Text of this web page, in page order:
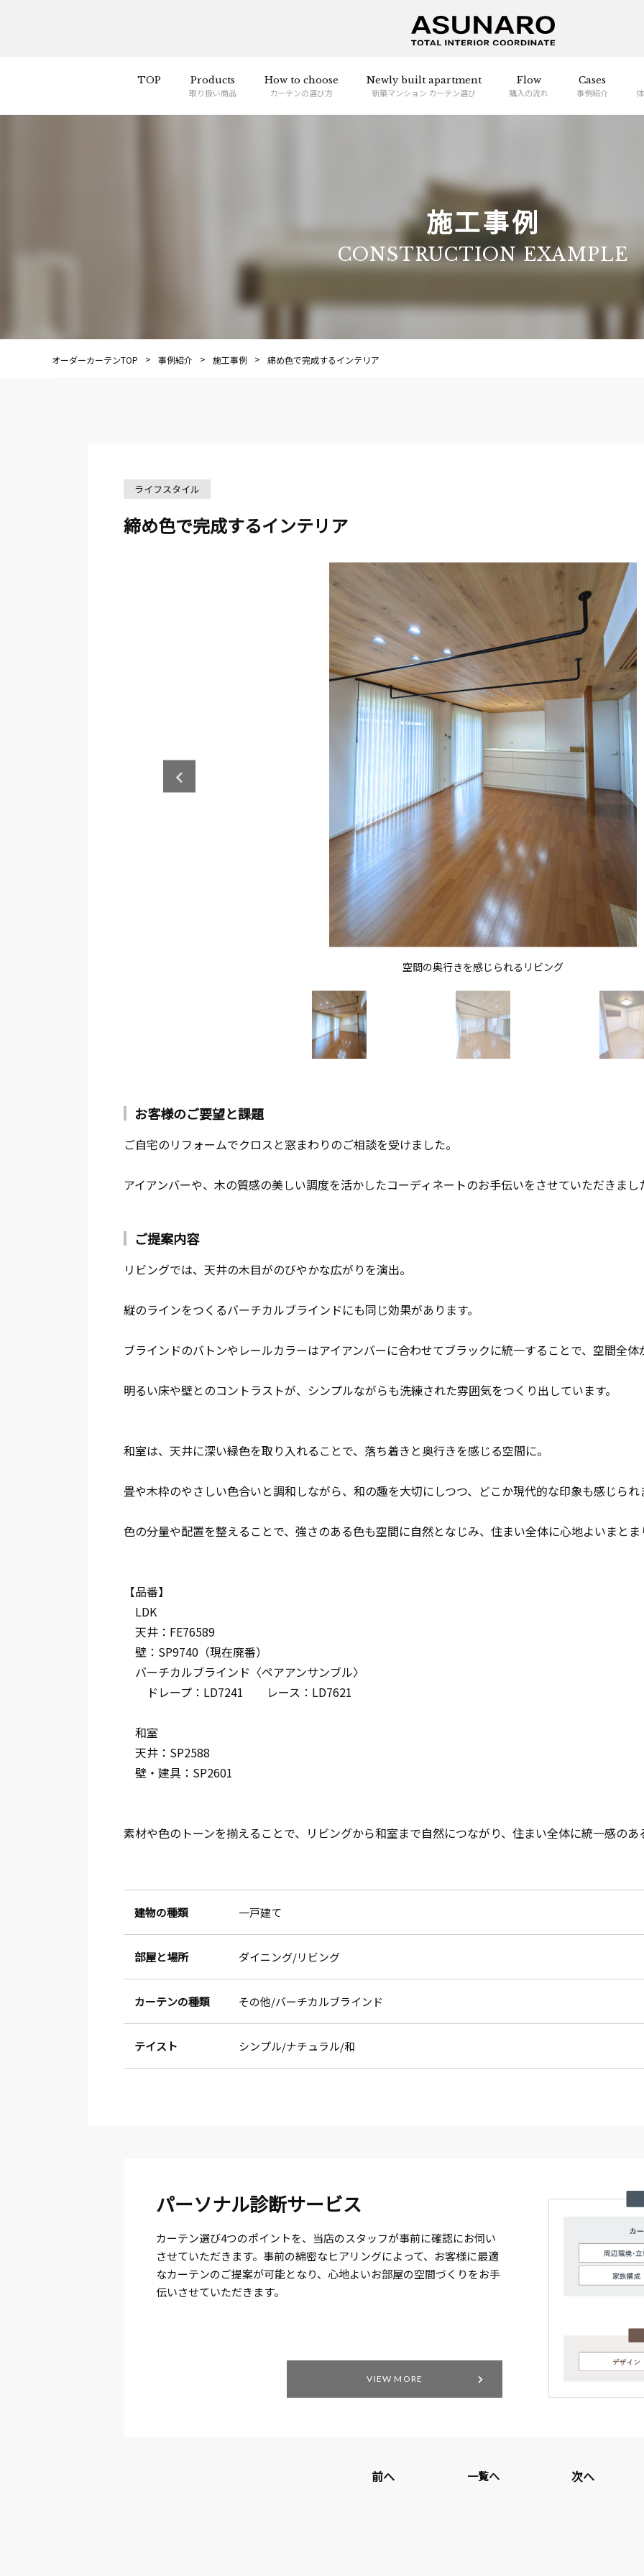
TOP Products
取り扱い商品
How to choose
カーテンの選び方
Newly built apartment
新築マンション カーテン選び
Flow
購入の流れ
Cases
事例紹介
施工事例
CONSTRUCTION EXAMPLE
オーダーカーテンTOP 事例紹介 施工事例 締め色で完成するインテリア
ライフスタイル
締め色で完成するインテリア
空間の奥行きを感じられるリビング
お客様のご要望と課題
ご自宅のリフォームでクロスと窓まわりのご相談を受けました。
アイアンバーや、木の質感の美しい調度を活かしたコーディネートのお手伝いをさせていただきまし
ご提案内容
リビングでは、天井の木目がのびやかな広がりを演出。
縦のラインをつくるバーチカルブラインドにも同じ効果があります。
ブラインドのバトンやレールカラーはアイアンバーに合わせてブラックに統一することで、空間全
明るい床や壁とのコントラストが、シンプルながらも洗練された雰囲気をつくり出しています。
和室は、天井に深い緑色を取り入れることで、落ち着きと奥行きを感じる空間に。
畳や木枠のやさしい色合いと調和しながら、和の趣を大切にしつつ、どこか現代的な印象も感じられ
色の分量や配置を整えることで、強さのある色も空間に自然となじみ、住まい全体に心地よいまと
【品番】
LDK
天井：FE76589
壁：SP9740（現在廃番）
バーチカルブラインド〈ペアアンサンブル〉
ドレープ：LD7241 レース：LD7621
和室
天井：SP2588
壁・建具：SP2601
素材や色のトーンを揃えることで、リビングから和室まで自然につながり、住まい全体に統一感の
建物の種類 一戸建て
部屋と場所 ダイニング リビング
カーテンの種類 その他 バーチカルブラインド
テイスト シンプル ナチュラル 和
パーソナル診断サービス
カーテン選び4つのポイントを、当店のスタッフが事前に確認にお伺い
させていただきます。事前の綿密なヒアリングによって、お客様に最適
なカーテンのご提案が可能となり、心地よいお部屋の空間づくりをお手
伝いさせていただきます。
VIEW MORE
前へ 一覧へ 次へ